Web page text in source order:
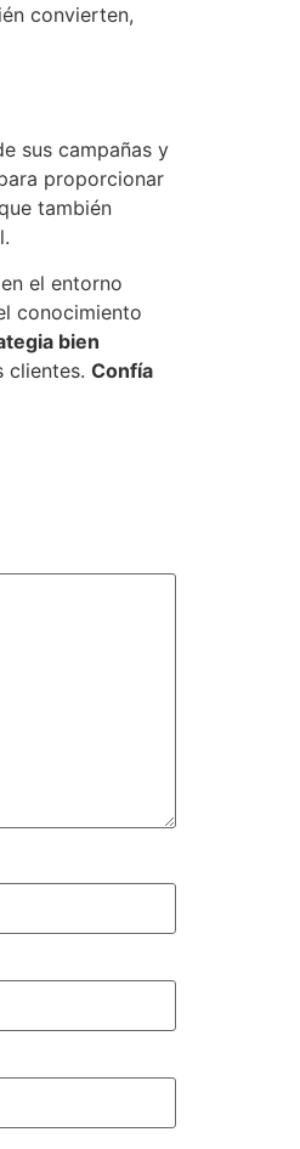
convierten,
sus campañas y
proporcionar
también
el entorno
conocimiento
bien
clientes. Confía